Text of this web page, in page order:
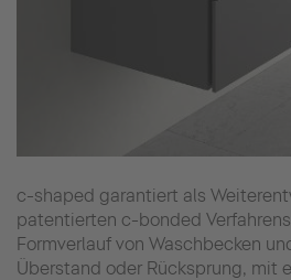
c-shaped garantiert als
patentierten c-bonded
Formverlauf von Waschbecken
Überstand oder Rücksprung, mit